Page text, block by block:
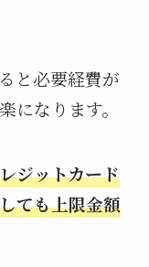
と必要経費が
になります。
ジットカード
ても上限金額